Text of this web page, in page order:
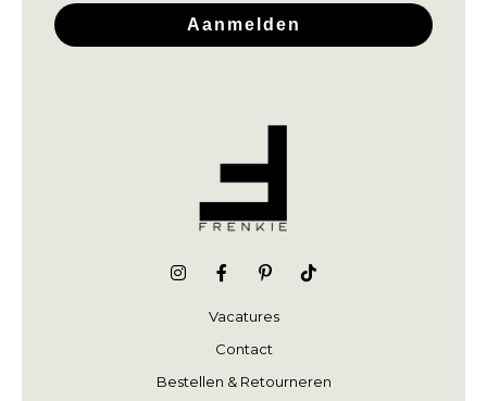
Aanmelden
Vacatures
Contact
Bestellen & Retourneren